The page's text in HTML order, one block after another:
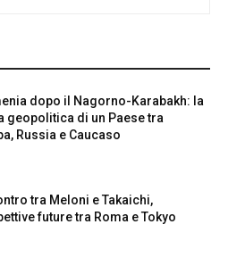
dopo il Nagorno-Karabakh: la
geopolitica di un Paese tra
Russia e Caucaso
tra Meloni e Takaichi,
future tra Roma e Tokyo